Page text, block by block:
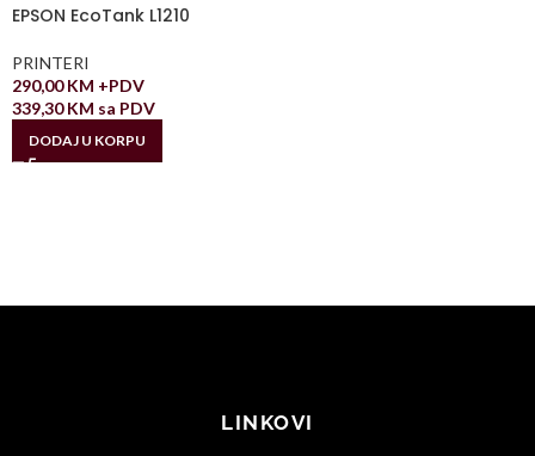
EPSON EcoTank L1210
PRINTERI
290,00KM +PDV
339,30KM sa PDV
DODAJ U KORPU
LINKOVI